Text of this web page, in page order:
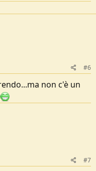
#6
non c'è un
#7